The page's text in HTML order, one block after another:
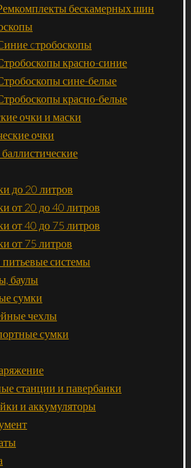
бескамерных шин
cтробоскопы
красно-синие
сине-белые
красно-белые
очки и маски
очки
до 20 литров
от 20 до 40 литров
от 40 до 75 литров
от 75 литров
системы
баулы
сумки
чехлы
сумки
станции и павербанки
и аккумуляторы